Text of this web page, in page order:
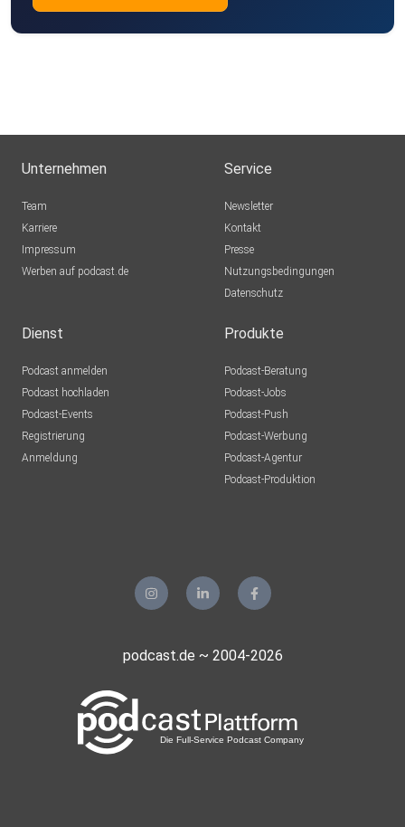
Unternehmen
Team
Karriere
Impressum
Werben auf podcast.de
Service
Newsletter
Kontakt
Presse
Nutzungsbedingungen
Datenschutz
Dienst
Podcast anmelden
Podcast hochladen
Podcast-Events
Registrierung
Anmeldung
Produkte
Podcast-Beratung
Podcast-Jobs
Podcast-Push
Podcast-Werbung
Podcast-Agentur
Podcast-Produktion
podcast.de ~ 2004-2026